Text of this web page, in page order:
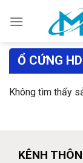
Ổ CỨNG
Không tìm thấy
KÊNH